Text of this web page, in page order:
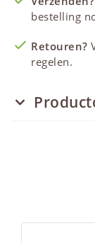
bestelling
Retouren?
regelen.